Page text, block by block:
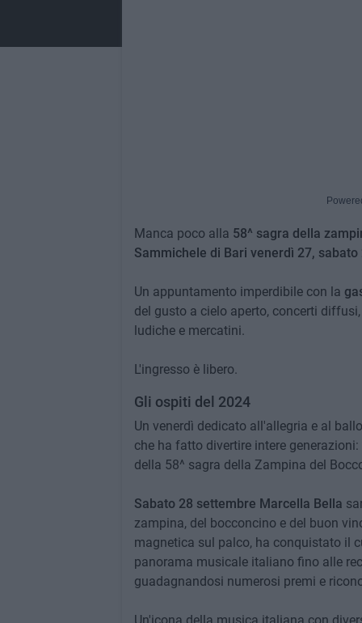
Manca poco alla 58^ sagra della
Sammichele di Bari venerdì 27,
Un appuntamento imperdibile con la
del gusto a cielo aperto, concerti
ludiche e mercatini.
L'ingresso è libero.
Gli ospiti del 2024
Un venerdì dedicato all'allegria e al
che ha fatto divertire intere generazioni:
della 58^ sagra della Zampina del
Sabato 28 settembre Marcella Bella
zampina, del bocconcino e del buon
magnetica sul palco, ha conquistato il
panorama musicale italiano fino alle
guadagnandosi numerosi premi e